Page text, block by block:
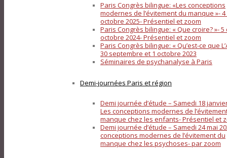
Paris Congrès bilingue: «Les conceptions
modernes de l’évitement du manque »- 4
octobre 2025- Présentiel et zoom
Paris Congrès bilingue: « Que croire? »- 5
octobre 2024- Présentiel et zoom
Paris Congrès bilingue: « Qu’est-ce que
30 septembre et 1 octobre 2023
Séminaires de psychanalyse à Paris
Demi-journées Paris et région
Demi journée d’étude – Samedi 18
Les conceptions modernes de
manque chez les enfants- Présentiel et
Demi journée d’étude – Samedi 24 mai
conceptions modernes de l’évitement du
manque chez les psychoses- par zoom